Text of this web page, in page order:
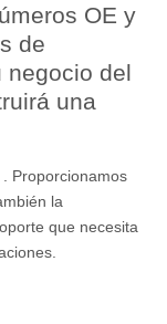
OE y
de
negocio del
una
Proporcionamos
la
que necesita